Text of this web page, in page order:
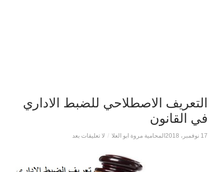
التعريف الاصطلاحي للضبط الاداري
في القانون
17 نوفمبر، 2018 المحامية مروة ابو العلا / لا تعليقات بعد